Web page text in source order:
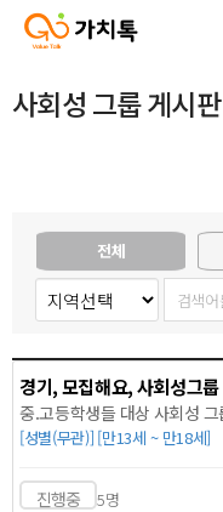
사회성 그룹 게시판
전체
경기, 모집해요, 사회성그룹
중.고등학생들 대상 사회성
[성별(무관)] [만13세 ~ 만18세]
진행중 5명